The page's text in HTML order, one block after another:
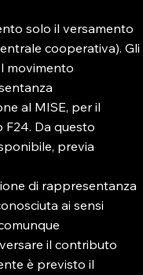
solo il versamento
cooperativa). Gli
movimento
al MISE, per il
F24. Da questo
previa
di rappresentanza
ai sensi
il contributo
è previsto il